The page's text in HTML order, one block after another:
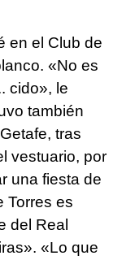
en el Club de
«No es
cido», le
también
tras
vestuario, por
una fiesta de
Torres es
del Real
«Lo que